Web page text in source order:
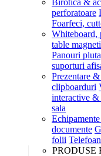
Birotica &
perforatoare
Foarfeci,
Whiteboard,
table
Panouri
suporturi
Prezentare
clipboarduri
interactive &
sala
documente
folii
PRODUSE